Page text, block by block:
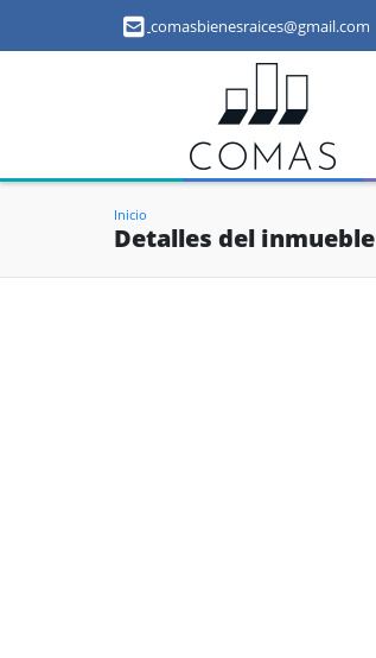
comasbienesraices@gmail.com
Inicio
Detalles del inmueble